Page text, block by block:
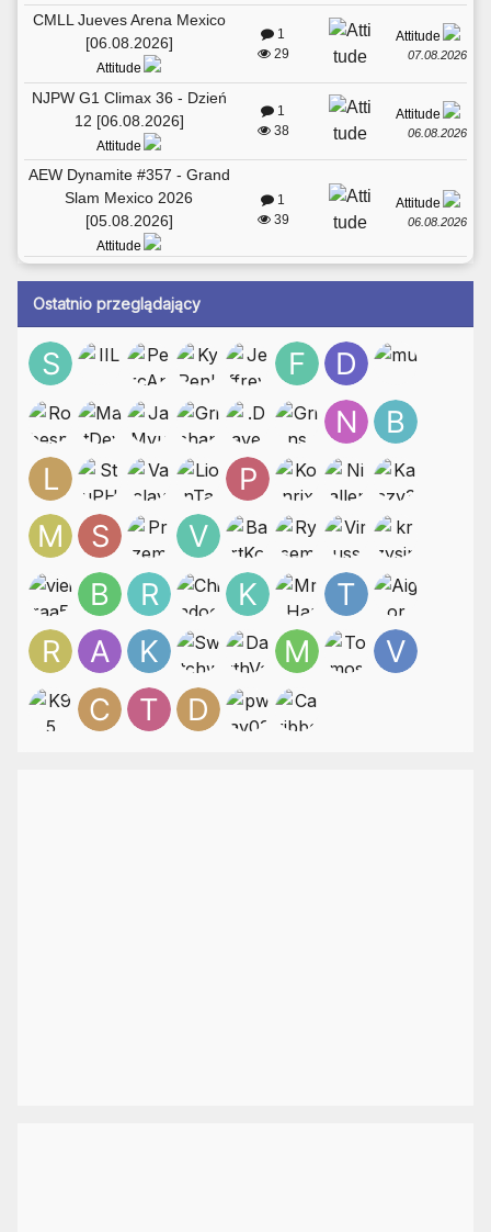
CMLL Jueves Arena Mexico
[06.08.2026]
Attitude
1
29
Attitude
07.08.2026
NJPW G1 Climax 36 - Dzień
12 [06.08.2026]
Attitude
1
38
Attitude
06.08.2026
AEW Dynamite #357 - Grand
Slam Mexico 2026
[05.08.2026]
Attitude
1
39
Attitude
06.08.2026
Ostatnio przeglądający